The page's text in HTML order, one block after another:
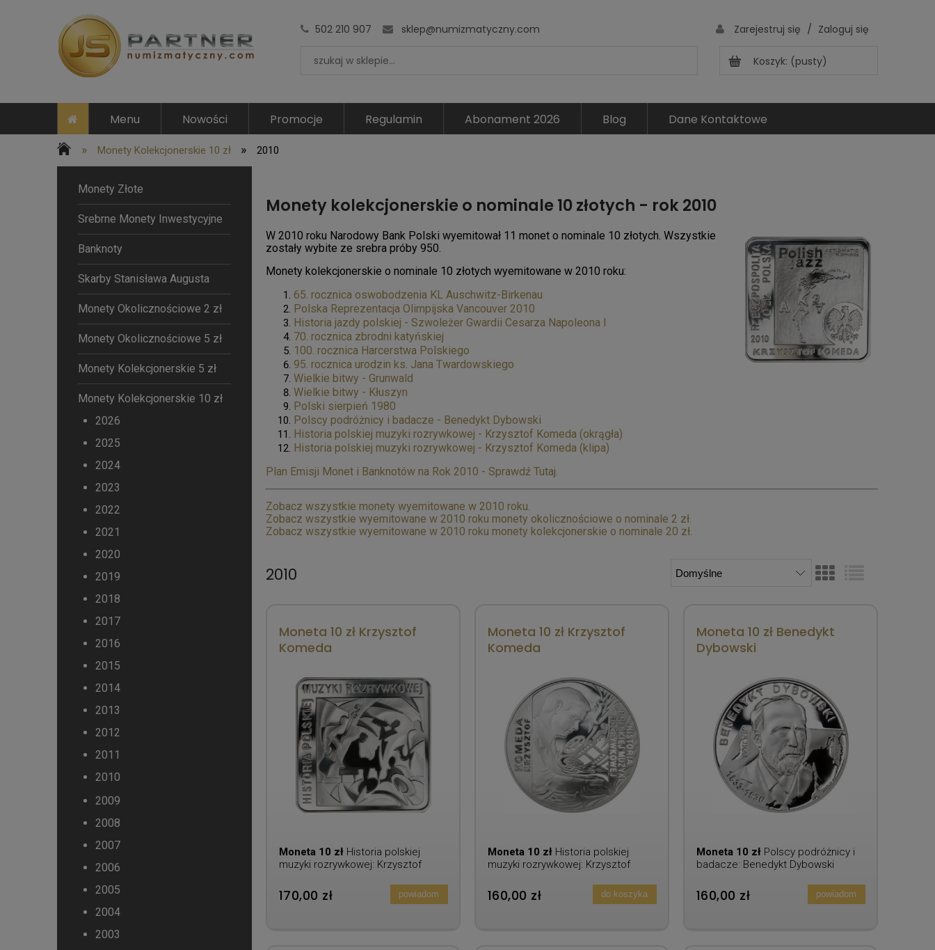
502 210 907 sklep@numizmatyczny.com Zarejestruj się / Zaloguj się
Koszyk: (pusty)
Menu Nowości Promocje Regulamin Abonament 2026 Blog Dane Kontaktowe
» Monety Kolekcjonerskie 10 zł » 2010
Monety Złote
Srebrne Monety Inwestycyjne
Banknoty
Skarby Stanisława Augusta
Monety Okolicznościowe 2 zł
Monety Okolicznościowe 5 zł
Monety Kolekcjonerskie 5 zł
Monety Kolekcjonerskie 10 zł
2026
2025
2024
2023
2022
2021
2020
2019
2018
2017
2016
2015
2014
2013
2012
2011
2010
2009
2008
2007
2006
2005
2004
2003
Monety kolekcjonerskie o nominale 10 złotych - rok 2010
W 2010 roku Narodowy Bank Polski wyemitował 11 monet o nominale 10 złotych. Wszystkie
zostały wybite ze srebra próby 950.
Monety kolekcjonerskie o nominale 10 złotych wyemitowane w 2010 roku:
65. rocznica oswobodzenia KL Auschwitz-Birkenau
Polska Reprezentacja Olimpijska Vancouver 2010
Historia jazdy polskiej - Szwoleżer Gwardii Cesarza Napoleona I
70. rocznica zbrodni katyńskiej
100. rocznica Harcerstwa Polskiego
95. rocznica urodzin ks. Jana Twardowskiego
Wielkie bitwy - Grunwald
Wielkie bitwy - Kłuszyn
Polski sierpień 1980
Polscy podróżnicy i badacze - Benedykt Dybowski
Historia polskiej muzyki rozrywkowej - Krzysztof Komeda (okrągła)
Historia polskiej muzyki rozrywkowej - Krzysztof Komeda (klipa)
Plan Emisji Monet i Banknotów na Rok 2010 - Sprawdź Tutaj.
Zobacz wszystkie monety wyemitowane w 2010 roku.
Zobacz wszystkie wyemitowane w 2010 roku monety okolicznościowe o nominale 2 zł.
Zobacz wszystkie wyemitowane w 2010 roku monety kolekcjonerskie o nominale 20 zł.
2010
Moneta 10 zł Krzysztof
Komeda
Moneta 10 zł Historia polskiej
muzyki rozrywkowej: Krzysztof
170,00 zł powiadom
Moneta 10 zł Krzysztof
Komeda
Moneta 10 zł Historia polskiej
muzyki rozrywkowej: Krzysztof
160,00 zł do koszyka
Moneta 10 zł Benedykt
Dybowski
Moneta 10 zł Polscy podróżnicy i
badacze: Benedykt Dybowski
160,00 zł powiadom